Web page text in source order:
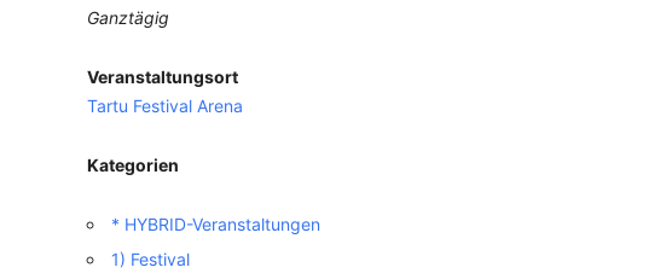
EINREICHEN
VERANSTALTUNGSORTE
Ganztägig
Veranstaltungsort
Tartu Festival Arena
Kategorien
* HYBRID-Veranstaltungen
1) Festival